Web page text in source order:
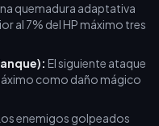
quemadura adaptativa
al 7% del HP máximo tres
El siguiente ataque
como daño mágico
enemigos golpeados